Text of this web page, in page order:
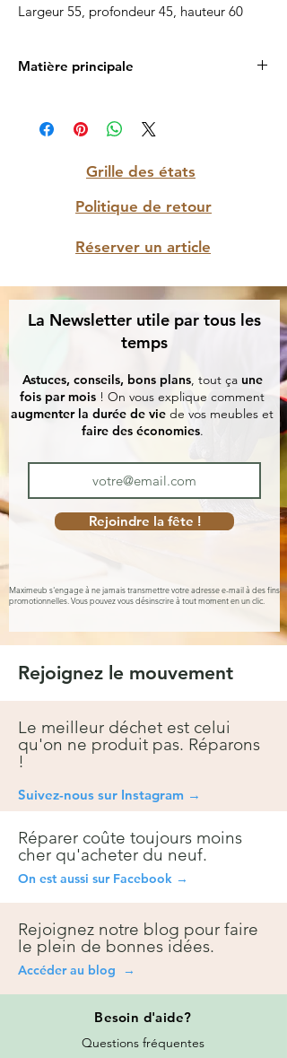
Largeur 55, profondeur 45, hauteur 60
Matière principale
Grille des états
Politique de retour
Réserver un article
La Newsletter utile par tous les
temps
Astuces, conseils, bons plans, tout ça une
fois par mois ! On vous explique comment
augmenter la durée de vie de vos meubles et
faire des économies.
Rejoindre la fête !
Maximeub s'engage à ne jamais transmettre votre adresse e-mail à des fins
promotionnelles. Vous pouvez vous désinscrire à tout moment en un clic.
Rejoignez le mouvement
Le meilleur déchet est celui
qu'on ne produit pas. Réparons
!
Suivez-nous sur Instagram →
Réparer coûte toujours moins
cher qu'acheter du neuf.
On est aussi sur Facebook →
Rejoignez notre blog pour faire
le plein de bonnes idées.
Accéder au blog →
Besoin d'aide?
Questions fréquentes